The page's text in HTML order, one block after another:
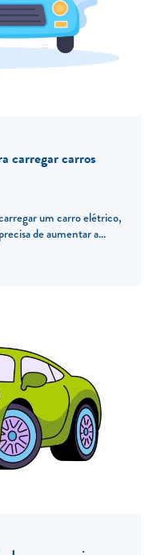
carregar carros
um carro elétrico,
de aumentar a...